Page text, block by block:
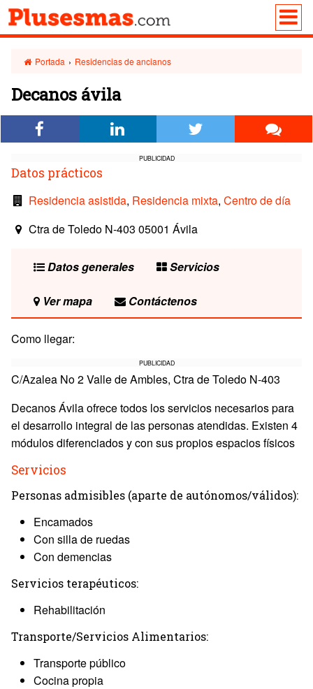
Portada › Residencias de ancianos
Decanos ávila
PUBLICIDAD
Datos prácticos
Residencia asistida, Residencia mixta, Centro de día
Ctra de Toledo N-403 05001 Ávila
Datos generales Servicios
Ver mapa Contáctenos
Como llegar:
PUBLICIDAD
C/Azalea No 2 Valle de Ambles, Ctra de Toledo N-403
Decanos Ávila ofrece todos los servicios necesarios para
el desarrollo integral de las personas atendidas. Existen 4
módulos diferenciados y con sus propios espacios físicos
Servicios
Personas admisibles (aparte de autónomos/válidos):
Encamados
Con silla de ruedas
Con demencias
Servicios terapéuticos:
Rehabilitación
Transporte/Servicios Alimentarios:
Transporte público
Cocina propia